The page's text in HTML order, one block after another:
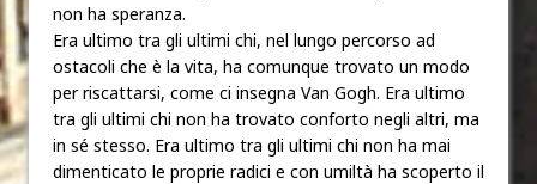
non ha speranza.
Era ultimo tra gli ultimi chi, nel lungo percorso ad
ostacoli che è la vita, ha comunque trovato un modo
per riscattarsi, come ci insegna Van Gogh. Era ultimo
tra gli ultimi chi non ha trovato conforto negli altri, ma
in sé stesso. Era ultimo tra gli ultimi chi non ha mai
dimenticato le proprie radici e con umiltà ha scoperto il